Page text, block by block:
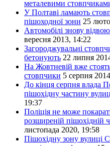
металевими
У Полтаві ламають
пішоходної зони 25
Автомобілі знову
вересня 2013, 14:22
Загороджувальні
бетонують 22 липня
На Жовтневій вже
стовпчики 5 серпня
До кінця серпня влада
пішохідну частину
19:37
Поліція не може
розширеній пішохідній
листопада 2020, 19:58
Пішохідну зону вулиці